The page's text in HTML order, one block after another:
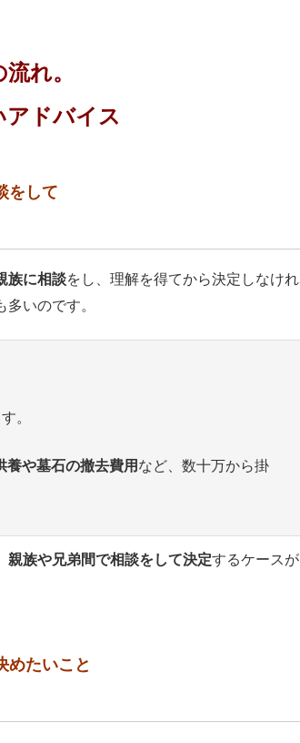
れ。
ドバイス
をして
族に相談をし、理解を得てから決定しなけれ
いのです。
。
養や墓石の撤去費用 など、数十万から掛
親族や兄弟間で相談をして決定するケースが
めたいこと